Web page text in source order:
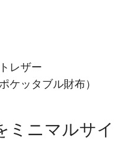
レザー
ケッタブル財布）
ミニマルサイ